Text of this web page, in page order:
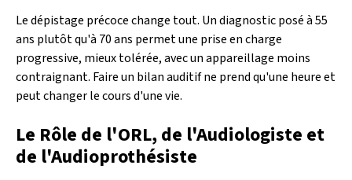
Le dépistage précoce change tout. Un diagnostic posé à 55
ans plutôt qu'à 70 ans permet une prise en charge
progressive, mieux tolérée, avec un appareillage moins
contraignant. Faire un bilan auditif ne prend qu'une heure et
peut changer le cours d'une vie.
Le Rôle de l'ORL, de l'Audiologiste et
de l'Audioprothésiste